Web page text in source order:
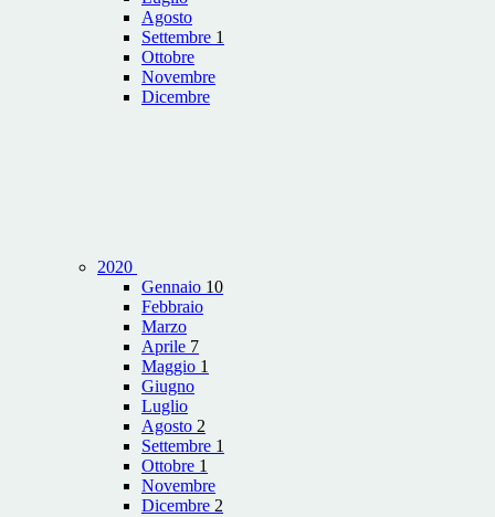
Agosto
Settembre 1
Ottobre
Novembre
Dicembre
2020
Gennaio 10
Febbraio
Marzo
Aprile 7
Maggio 1
Giugno
Luglio
Agosto 2
Settembre 1
Ottobre 1
Novembre
Dicembre 2